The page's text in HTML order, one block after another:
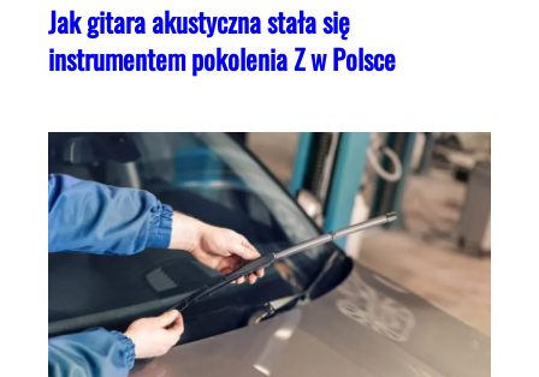
Jak gitara akustyczna stała się
instrumentem pokolenia Z w Polsce